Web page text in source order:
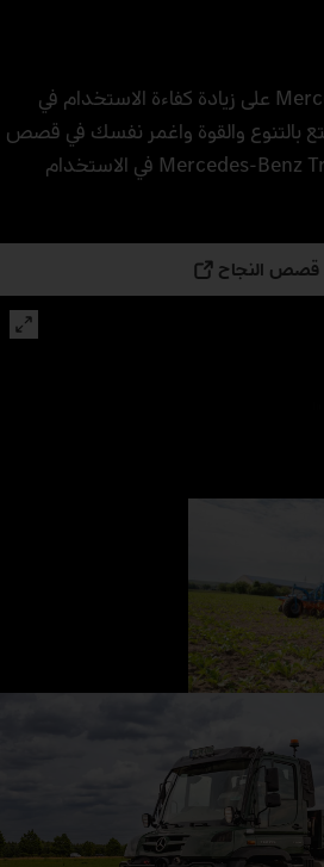
تعمل Mercedes‑Benz Trucks على زيادة كفاءة الاستخدام في
بالتنوع والقوة واغمر نفسك في قصص
عن الحياة اليومية في Mercedes‑Benz Trucks في الاستخدام
قصص النجاح